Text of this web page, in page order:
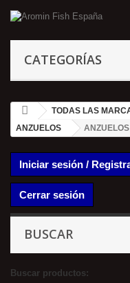
CATEGORÍAS
TODAS LAS
ANZUELOS
Iniciar sesión /
Cerrar sesión
BUSCAR
Buscar productos: